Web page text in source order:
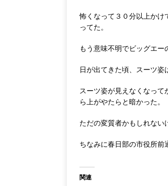
怖くなって３０分以上かけ
ってた。
もう意味不明でビッグエー
日が出てきた頃、スーツ姿
スーツ姿が見えなくなっ
ら上がやたらと暗かった。
ただの変質者かもしれない
ちなみに春日部の市役所前
関連